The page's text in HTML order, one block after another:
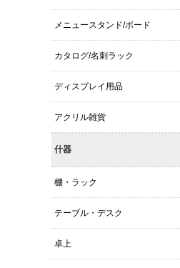
メニュースタンド/ボード
カタログ/名刺ラック
ディスプレイ用品
アクリル雑貨
什器
棚・ラック
テーブル・デスク
卓上